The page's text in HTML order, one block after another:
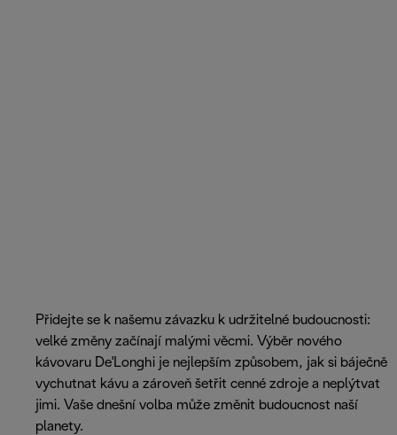
Přidejte se k našemu závazku k udržitelné budoucnosti:
velké změny začínají malými věcmi. Výběr nového
kávovaru De'Longhi je nejlepším způsobem, jak si báječně
vychutnat kávu a zároveň šetřit cenné zdroje a neplýtvat
jimi. Vaše dnešní volba může změnit budoucnost naší
planety.